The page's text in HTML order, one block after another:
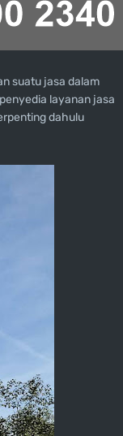
suatu jasa dalam
layanan jasa
dahulu